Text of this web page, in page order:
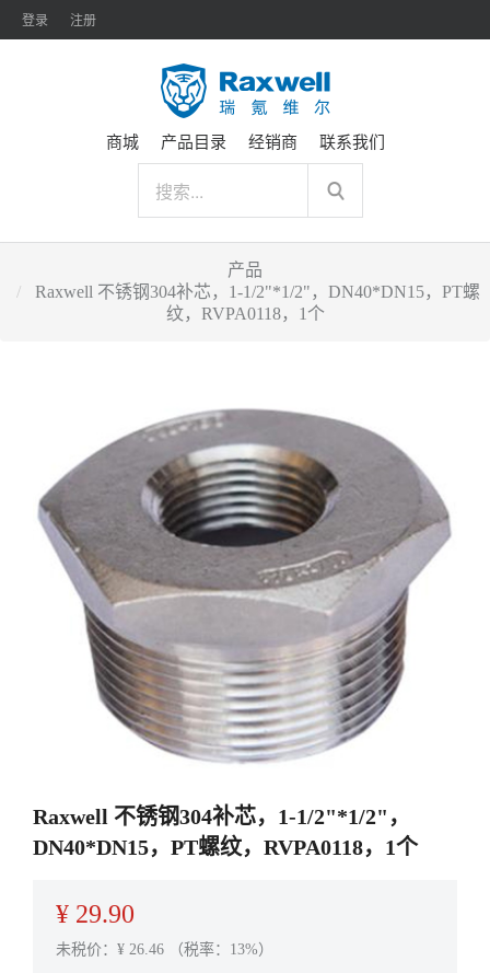
登录 注册
商城 产品目录 经销商 联系我们
产品
Raxwell 不锈钢304补芯，1-1/2"*1/2"，DN40*DN15，PT螺
纹，RVPA0118，1个
Raxwell 不锈钢304补芯，1-1/2"*1/2"，
DN40*DN15，PT螺纹，RVPA0118，1个
¥ 29.90
未税价：¥ 26.46 （税率：13%）